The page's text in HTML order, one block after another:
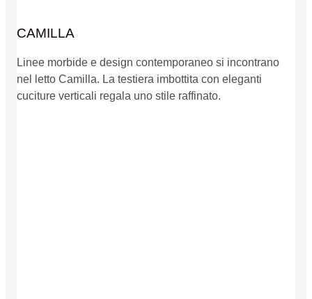
CAMILLA
Linee morbide e design contemporaneo si incontrano
nel letto Camilla. La testiera imbottita con eleganti
cuciture verticali regala uno stile raffinato.